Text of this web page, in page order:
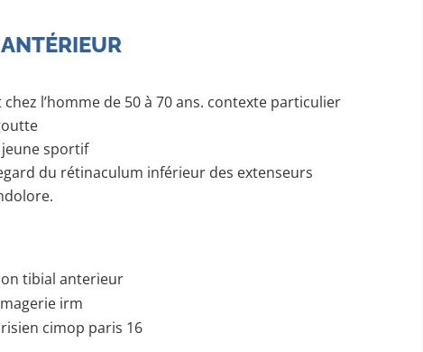
l’homme de 50 à 70 ans. contexte particulier
sportif
du rétinaculum inférieur des extenseurs